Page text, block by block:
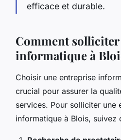
efficace et durable.
Comment
informatique à
Choisir une entreprise
crucial pour assurer la
services. Pour solliciter une
informatique à Blois, suivez